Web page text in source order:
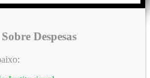
Despesas